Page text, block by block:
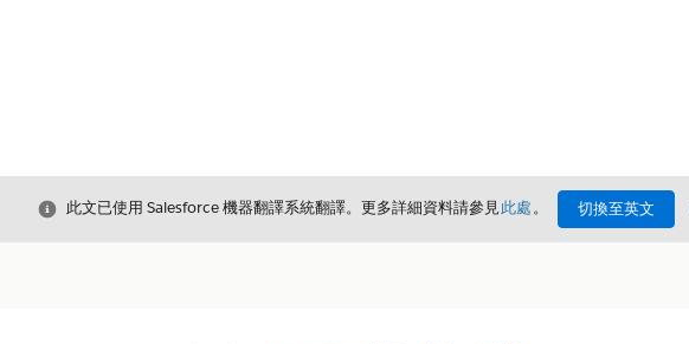
結束
此文已使用 Salesforce 機器翻譯系統翻譯。更多詳細資料請參見此處。 切換至英文